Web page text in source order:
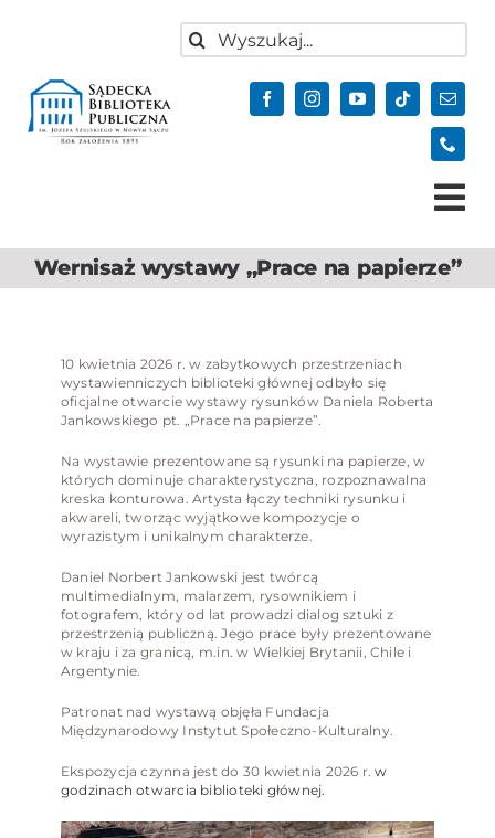
Szukaj
Aktualności
Biblioteka
Kontakt
Wernisaż wystawy „Prace na papierze”
10 kwietnia 2026 r. w zabytkowych przestrzeniach
wystawienniczych biblioteki głównej odbyło się
oficjalne otwarcie wystawy rysunków Daniela Roberta
Jankowskiego pt. „Prace na papierze”.
Na wystawie prezentowane są rysunki na papierze, w
których dominuje charakterystyczna, rozpoznawalna
kreska konturowa. Artysta łączy techniki rysunku i
akwareli, tworząc wyjątkowe kompozycje o
wyrazistym i unikalnym charakterze.
Daniel Norbert Jankowski jest twórcą
multimedialnym, malarzem, rysownikiem i
fotografem, który od lat prowadzi dialog sztuki z
przestrzenią publiczną. Jego prace były prezentowane
w kraju i za granicą, m.in. w Wielkiej Brytanii, Chile i
Argentynie.
Patronat nad wystawą objęła Fundacja
Międzynarodowy Instytut Społeczno-Kulturalny.
Ekspozycja czynna jest do 30 kwietnia 2026 r.w
godzinach otwarcia biblioteki głównej.